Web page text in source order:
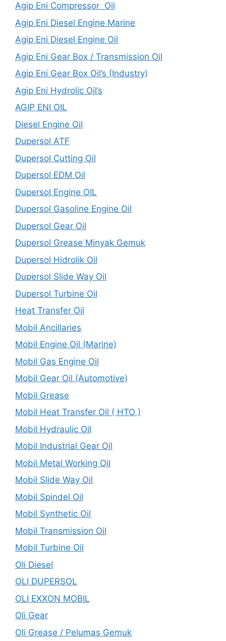
Agip Eni Compressor Oil
Agip Eni Diesel Engine Marine
Agip Eni Diesel Engine Oil
Agip Eni Gear Box / Transmission Oil
Agip Eni Gear Box Oil’s (Industry)
Agip Eni Hydrolic Oil’s
AGIP ENI OIL
Diesel Engine Oil
Dupersol ATF
Dupersol Cutting Oil
Dupersol EDM Oil
Dupersol Engine OIL
Dupersol Gasoline Engine Oil
Dupersol Gear Oil
Dupersol Grease Minyak Gemuk
Dupersol Hidrolik Oil
Dupersol Slide Way Oil
Dupersol Turbine Oil
Heat Transfer Oil
Mobil Ancillaries
Mobil Engine Oil (Marine)
Mobil Gas Engine Oil
Mobil Gear Oil (Automotive)
Mobil Grease
Mobil Heat Transfer Oil ( HTO )
Mobil Hydraulic Oil
Mobil Industrial Gear Oil
Mobil Metal Working Oil
Mobil Slide Way Oil
Mobil Spindel Oil
Mobil Synthetic Oil
Mobil Transmission Oil
Mobil Turbine Oil
Oli Diesel
OLI DUPERSOL
OLI EXXON MOBIL
Oli Gear
Oli Grease / Pelumas Gemuk